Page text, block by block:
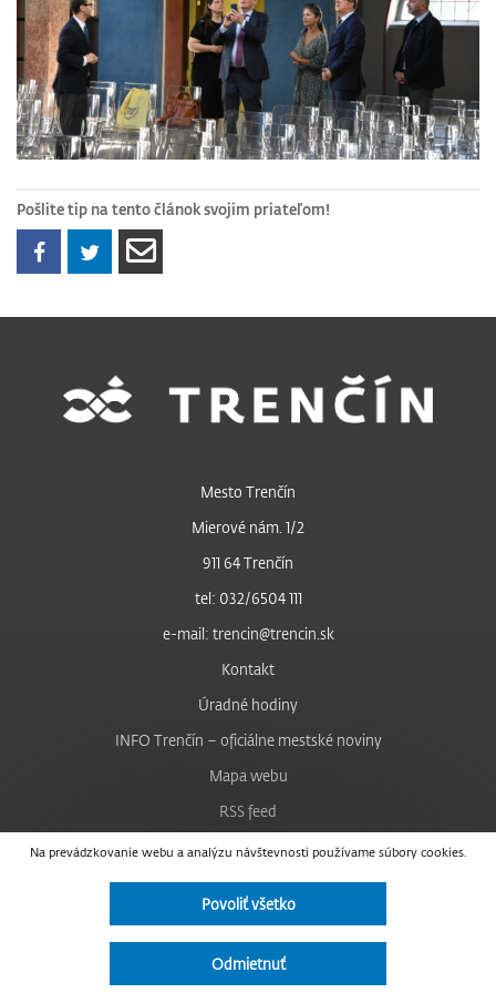
Pošlite tip na tento článok svojim priateľom!
Na prevádzkovanie webu a analýzu návštevnosti používame súbory cookies.
Povoliť všetko
Odmietnuť
Mesto Trenčín
Mierové nám. 1/2
911 64 Trenčín
tel: 032/6504 111
e-mail: trencin@trencin.sk
Kontakt
Úradné hodiny
INFO Trenčín – oficiálne mestské noviny
Mapa webu
RSS feed
Nastavenie cookies
Facebook
Instagram
Vyhlásenie o prístupnosti